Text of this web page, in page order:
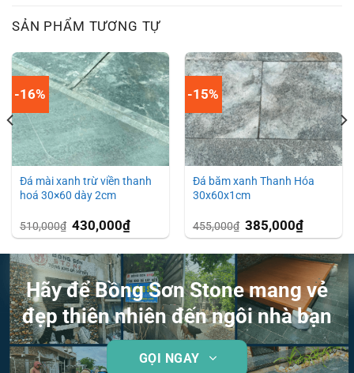
SẢN PHẨM TƯƠNG TỰ
-16%
Đá mài xanh trừ viền thanh
hoá 30×60 dày 2cm
510,000₫ Giá
gốc
510,000₫.
430,000₫Giá
hiện
là:
430,000₫.
-15%
Đá băm xanh Thanh Hóa
30x60x1cm
455,000₫ Giá
gốc
455,000₫.
385,000₫Giá
hiện
là:
385,000₫.
Hãy để Bồng Sơn Stone mang vẻ
đẹp thiên nhiên đến ngôi nhà bạn
GỌI NGAY